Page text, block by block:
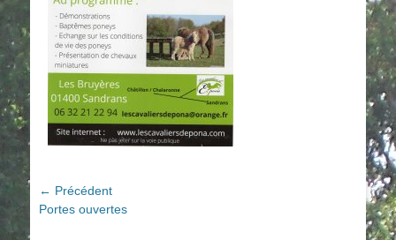
Navigation
de
← Précédent
Article
Portes ouvertes